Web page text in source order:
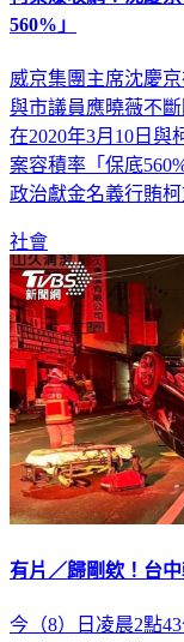
560%」
威京集團主席沈慶
與市議員應曉薇不
在2020年3月10日與
案容積率「保底
政治獻金名義行賄柯
社會
有片／歸剛欸！台
今（8）日凌晨2點